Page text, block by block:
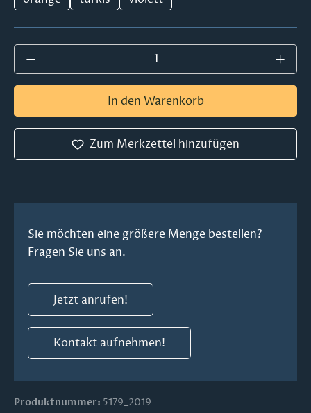
Produkt Anzahl: Gib den gewünschten
In den Warenkorb
Zum Merkzettel hinzufügen
Sie möchten eine größere Menge bestellen?
Fragen Sie uns an.
Jetzt anrufen!
Kontakt aufnehmen!
Produktnummer: 5179_2019